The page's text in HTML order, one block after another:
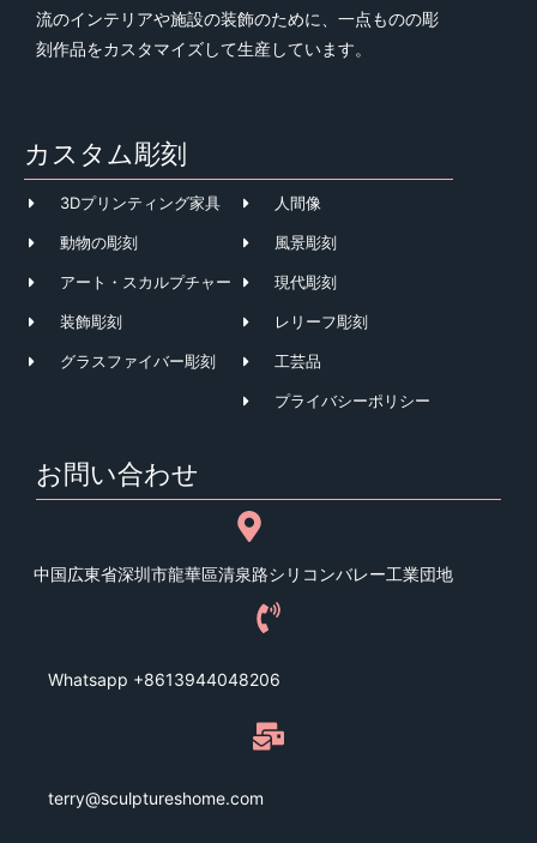
流のインテリアや施設の装飾のために、一点ものの彫
刻作品をカスタマイズして生産しています。
カスタム彫刻
3Dプリンティング家具
動物の彫刻
アート・スカルプチャー
装飾彫刻
グラスファイバー彫刻
人間像
風景彫刻
現代彫刻
レリーフ彫刻
工芸品
プライバシーポリシー
お問い合わせ
中国広東省深圳市龍華區清泉路シリコンバレー工業団地
Whatsapp +8613944048206
terry@sculptureshome.com